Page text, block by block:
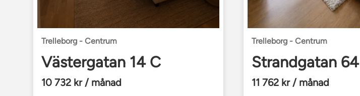
Trelleborg - Centrum
Västergatan 14 C
10 732 kr / månad
Trelleborg - Centrum
Strandgatan 64
11 762 kr / månad